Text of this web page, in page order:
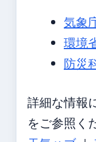
気象
環境
防災
詳細な情報
をご参照く